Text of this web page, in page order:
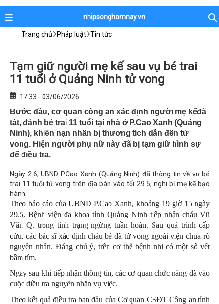
nhipsonghomnay.vn
Trang chủ Pháp luật Tin tức
Tạm giữ người mẹ kế sau vụ bé trai
11 tuổi ở Quảng Ninh tử vong
17:33 - 03/06/2026
Bước đầu, cơ quan công an xác định người mẹ kếđã
tát, đánh bé trai 11 tuổi tại nhà ở P.Cao Xanh (Quảng
Ninh), khiến nạn nhân bị thương tích dẫn đến tử
vong. Hiện người phụ nữ này đã bị tạm giữ hình sự
để điều tra.
Ngày 2.6, UBND P.Cao Xanh (Quảng Ninh) đã thông tin về vụ bé
trai 11 tuổi tử vong trên địa bàn vào tối 29.5, nghi bị mẹ kế bạo
hành.
Theo báo cáo của UBND P.Cao Xanh, khoảng 19 giờ 15 ngày
29.5, Bệnh viện đa khoa tỉnh Quảng Ninh tiếp nhận cháu Vũ
Văn Q. trong tình trạng ngừng tuần hoàn. Sau quá trình cấp
cứu, các bác sĩ xác định cháu bé đã tử vong ngoài viện chưa rõ
nguyên nhân. Đáng chú ý, trên cơ thể bệnh nhi có một số vết
bầm tím.
Ngay sau khi tiếp nhận thông tin, các cơ quan chức năng đã vào
cuộc điều tra nguyên nhân vụ việc.
Theo kết quả điều tra ban đầu của Cơ quan CSĐT Công an tỉnh